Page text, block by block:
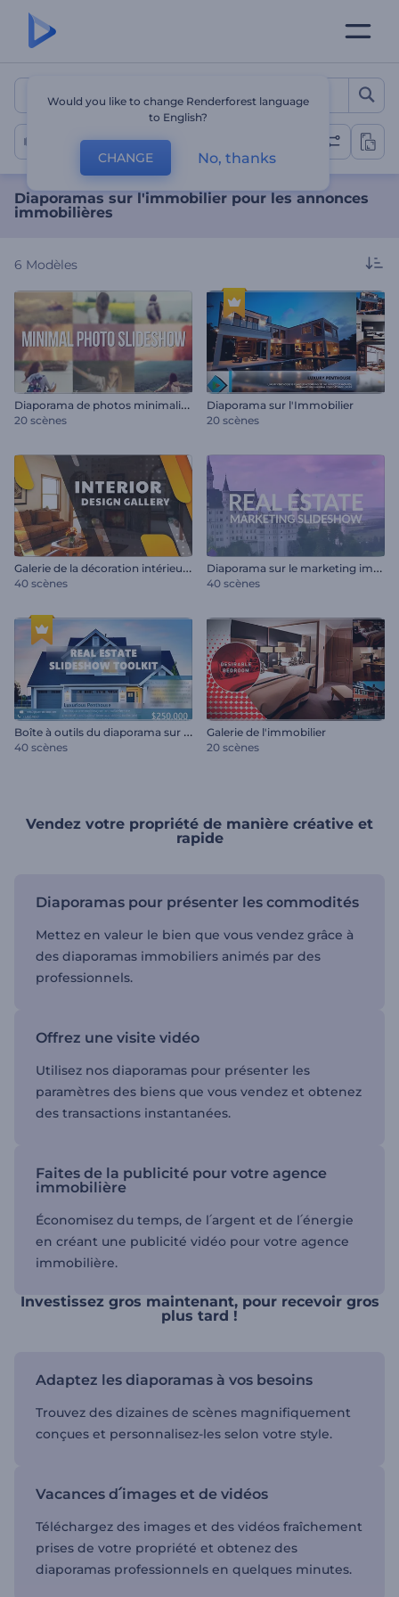
Diaporamas sur
Diaporama sur l'immobilier
Diaporamas sur l'immobilier pour les annonces
immobilières
6 Modèles
D
iaporama de photos minimaliste
20 scènes
Diaporama sur l'Immobilier
20 scènes
G
alerie de la décoration intérieure
40 scènes
D
iaporama sur le marketing immobilier
40 scènes
B
oîte à outils du diaporama sur l'immobilier
40 scènes
Galerie de l'immobilier
20 scènes
Vendez votre propriété de manière créative et
rapide
Diaporamas pour présenter les commodités
Mettez en valeur le bien que vous vendez grâce à
des diaporamas immobiliers animés par des
professionnels.
Offrez une visite vidéo
Utilisez nos diaporamas pour présenter les
paramètres des biens que vous vendez et obtenez
des transactions instantanées.
Faites de la publicité pour votre agence
immobilière
Économisez du temps, de l՛argent et de l՛énergie
en créant une publicité vidéo pour votre agence
immobilière.
Investissez gros maintenant, pour recevoir gros
plus tard !
Adaptez les diaporamas à vos besoins
Trouvez des dizaines de scènes magnifiquement
conçues et personnalisez-les selon votre style.
Vacances d՛images et de vidéos
Téléchargez des images et des vidéos fraîchement
prises de votre propriété et obtenez des
diaporamas professionnels en quelques minutes.
Would you like to change Renderforest language
to English?
CHANGE No, thanks